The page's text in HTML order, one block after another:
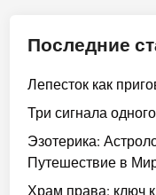
Последние
Лепесток как
Три сигнала
Эзотерика:
Путешествие в
Храм права: ключ